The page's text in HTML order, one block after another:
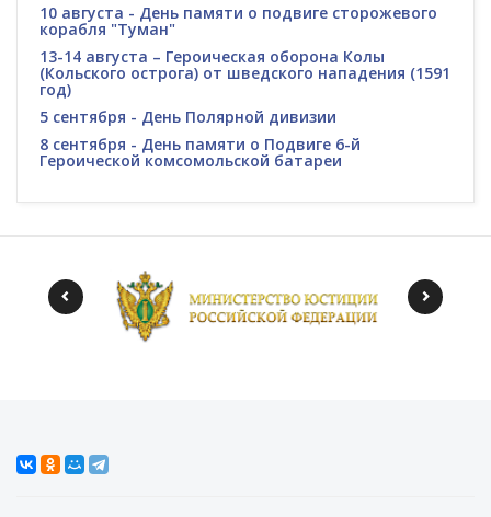
10 августа - День памяти о подвиге сторожевого
корабля "Туман"
13-14 августа – Героическая оборона Колы
(Кольского острога) от шведского нападения (1591
год)
5 сентября - День Полярной дивизии
8 сентября - День памяти о Подвиге 6-й
Героической комсомольской батареи